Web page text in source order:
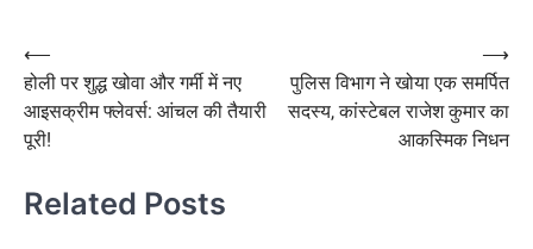
Post
navigation
⟵
होली पर शुद्ध खोवा और गर्मी में नए
आइसक्रीम फ्लेवर्स: आंचल की तैयारी
पूरी!
पुलिस विभाग ने खोया एक समर्पित
सदस्य, कांस्टेबल राजेश कुमार का
आकस्मिक निधन
⟶
Related Posts